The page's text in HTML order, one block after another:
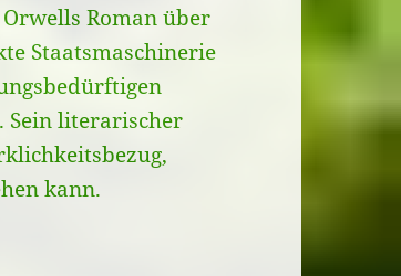
Roman über
Staatsmaschinerie
Sein literarischer
kann.